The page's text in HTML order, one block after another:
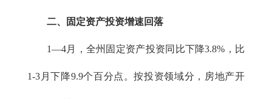
二、 固定资产投资增速回落
1—4月，全州固定资产投资同比下降3.8%，比
1-3月下降9.9个百分点。按投资领域分，房地产开